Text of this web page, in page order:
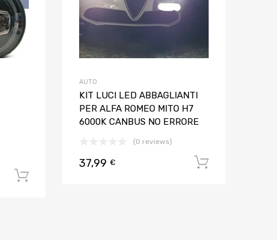
AUTO
KIT LUCI LED ABBAGLIANTI
PER ALFA ROMEO MITO H7
6000K CANBUS NO ERRORE
(0 reviews)
37,99 €